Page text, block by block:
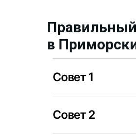
Правильный
в
Совет 1
спиртовой или любой
Совет 2